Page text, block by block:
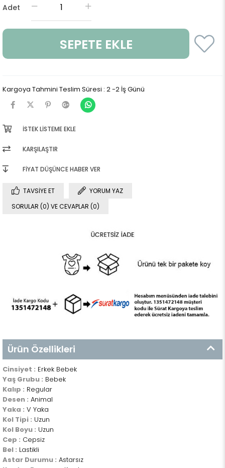
Adet
Kargoya Tahmini Teslim Süresi : 2 -2 İş Günü
İSTEK LISTEME EKLE
KARŞILAŞTIR
FIYAT DÜŞÜNCE HABER VER
TAVSIYE ET
YORUM YAZ
SORULAR (0) VE CEVAPLAR (0)
Ürün Özellikleri
Cinsiyet : Erkek Bebek
Yaş Grubu : Bebek
Kalıp : Regular
Desen : Animal
Yaka : V Yaka
Kol Tipi : Uzun
Kol Boyu : Uzun
Cep : Cepsiz
Bel : Lastikli
Astar Durumu : Astarsız